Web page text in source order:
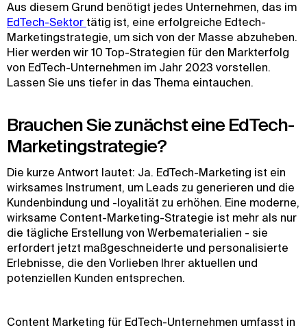
Aus diesem Grund benötigt jedes Unternehmen, das im
EdTech-Sektor tätig ist, eine erfolgreiche Edtech-
Marketingstrategie, um sich von der Masse abzuheben.
Hier werden wir 10 Top-Strategien für den Markterfolg
von EdTech-Unternehmen im Jahr 2023 vorstellen.
Lassen Sie uns tiefer in das Thema eintauchen.
Brauchen Sie zunächst eine EdTech-
Marketingstrategie?
Die kurze Antwort lautet: Ja. EdTech-Marketing ist ein
wirksames Instrument, um Leads zu generieren und die
Kundenbindung und -loyalität zu erhöhen. Eine moderne,
wirksame Content-Marketing-Strategie ist mehr als nur
die tägliche Erstellung von Werbematerialien - sie
erfordert jetzt maßgeschneiderte und personalisierte
Erlebnisse, die den Vorlieben Ihrer aktuellen und
potenziellen Kunden entsprechen.
Content Marketing für EdTech-Unternehmen umfasst in